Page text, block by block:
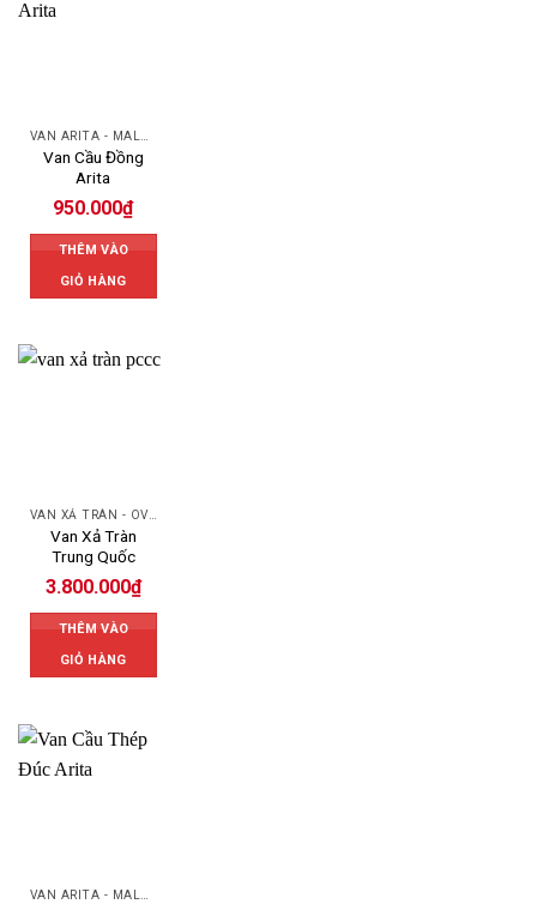
VAN ARITA - MALAYSIA
Van Cầu Đồng
Arita
950.000₫
THÊM VÀO
GIỎ HÀNG
VAN XẢ TRÀN - OVERFLOW VALVE
Van Xả Tràn
Trung Quốc
3.800.000₫
THÊM VÀO
GIỎ HÀNG